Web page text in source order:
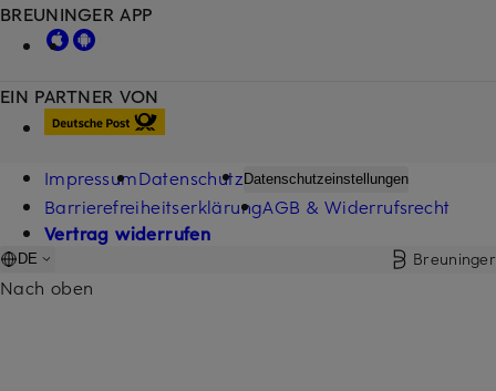
EIN PARTNER VON
BREUNINGER APP
ImpressumDatenschutzDatenschutzeinstellungen
BarrierefreiheitserklärungAGB & Widerrufsrecht
Vertrag widerrufen
DE Breuninger
Nach oben